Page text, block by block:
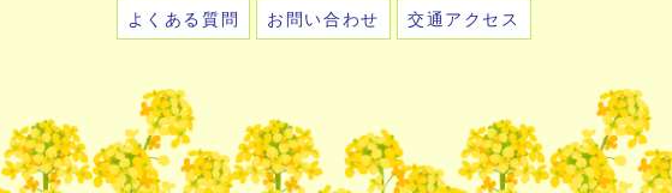
よくある質問 お問い合わせ 交通アクセス